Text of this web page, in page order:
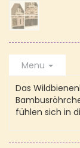
Menu
Das
fühlen sich in